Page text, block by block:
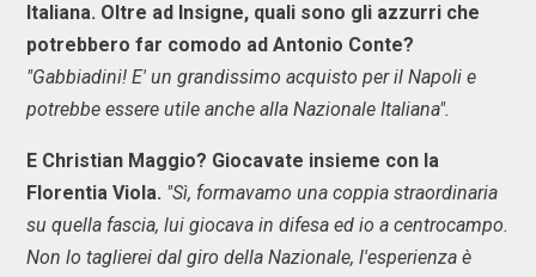
Italiana. Oltre ad Insigne, quali sono gli azzurri che
potrebbero far comodo ad Antonio Conte?
"Gabbiadini! E' un grandissimo acquisto per il Napoli e
potrebbe essere utile anche alla Nazionale Italiana".
E Christian Maggio? Giocavate insieme con la
Florentia Viola. "Sì, formavamo una coppia straordinaria
su quella fascia, lui giocava in difesa ed io a centrocampo.
Non lo taglierei dal giro della Nazionale, l'esperienza è